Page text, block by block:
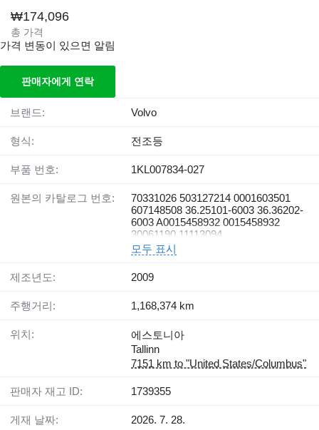
₩174,096
총 가격
가격 변동이 있으면 알림
판매자에게 연락
브랜드: Volvo
형식: 전조등
부품 번호: 1KL007834-027
원본의 카탈로그 번호:
70331026 503127214 0001603501
607148508 36.25101-6003 36.36202-
6003 A0015458932 0015458932
30061190 11113094
모두 표시
제조년도: 2009
주행거리: 1,168,374 km
위치:
에스토니아
Tallinn
7151 km to "United States/Columbus"
판매자 재고 ID: 1739355
게재 날짜: 2026. 7. 28.